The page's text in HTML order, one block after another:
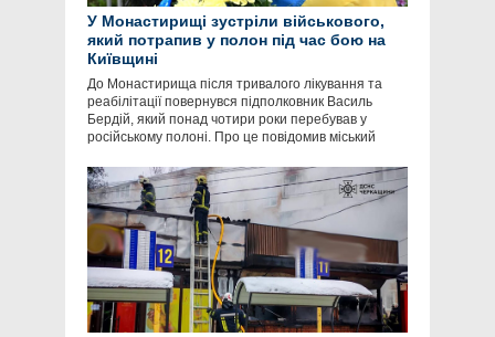
У Монастирищі зустріли військового,
який потрапив у полон під час бою на
Київщині
До Монастирища після тривалого лікування та
реабілітації повернувся підполковник Василь
Бердій, який понад чотири роки перебував у
російському полоні. Про це повідомив міський